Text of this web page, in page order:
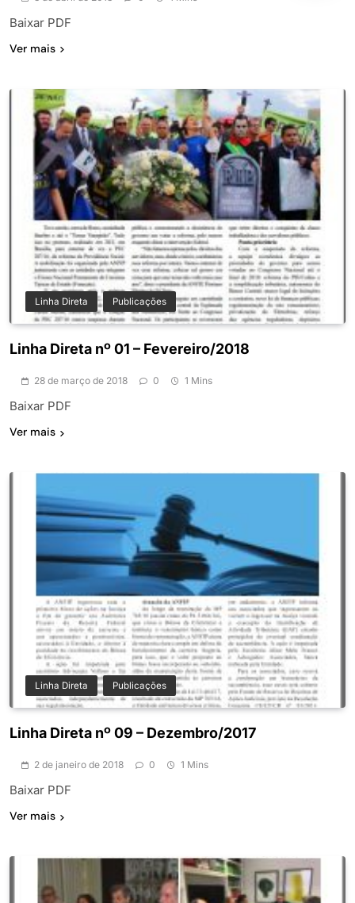
Baixar PDF
Ver mais
Linha Direta Publicações
Linha Direta nº 01 – Fevereiro/2018
28 de março de 2018 0 1 Mins
Baixar PDF
Ver mais
Linha Direta Publicações
Linha Direta nº 09 – Dezembro/2017
2 de janeiro de 2018 0 1 Mins
Baixar PDF
Ver mais